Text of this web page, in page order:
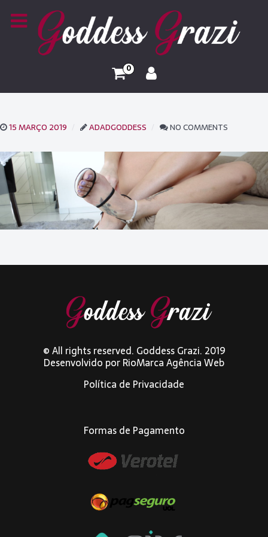
0
15 MARÇO 2019 ADADGODDESS NO COMMENTS
© All rights reserved. Goddess Grazi. 2019
Desenvolvido porRioMarca Agência Web
Política de Privacidade
Formas de Pagamento